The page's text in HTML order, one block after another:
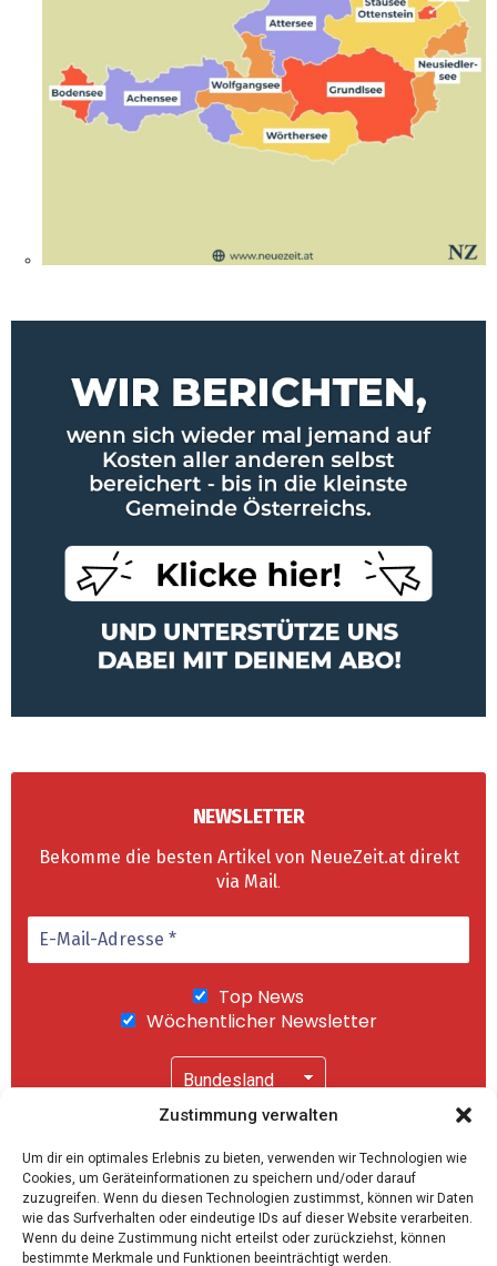
Zustimmung verwalten
Um dir ein optimales Erlebnis zu bieten, verwenden wir Technologien wie
Cookies, um Geräteinformationen zu speichern und/oder darauf
zuzugreifen. Wenn du diesen Technologien zustimmst, können wir Daten
wie das Surfverhalten oder eindeutige IDs auf dieser Website verarbeiten.
Wenn du deine Zustimmung nicht erteilst oder zurückziehst, können
bestimmte Merkmale und Funktionen beeinträchtigt werden.
NEWSLETTER
Bekomme die besten Artikel von NeueZeit.at direkt
via Mail.
Top News
Wöchentlicher Newsletter
"Abonnieren" akzeptierst Du unsere
Datenschutzerklärung.